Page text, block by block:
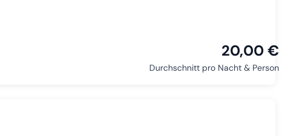
20,00 €
Durchschnitt pro Nacht & Person